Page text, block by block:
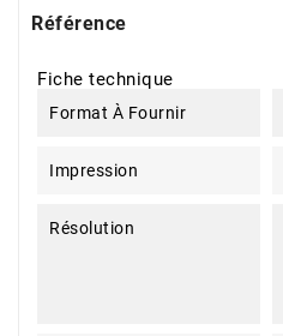
Référence
Fiche technique
Format À Fournir
Impression
Résolution